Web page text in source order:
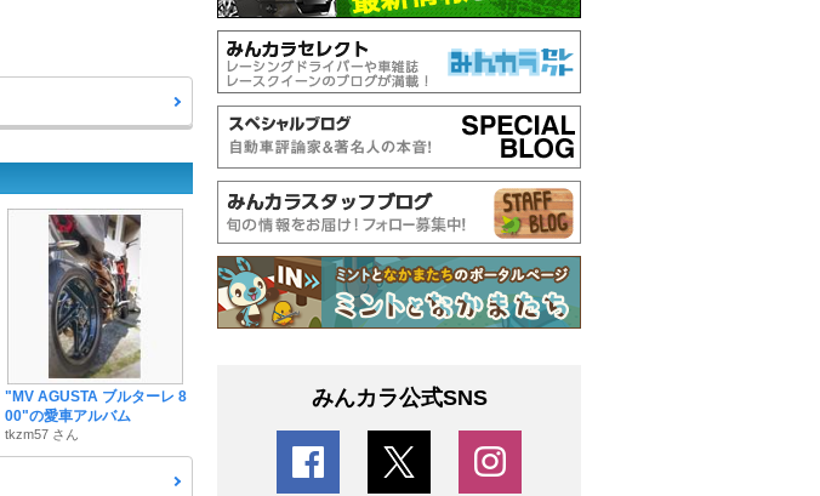
"MV AGUSTA ブルターレ 8
00"の愛車アルバム
tkzm57 さん
みんカラ公式SNS